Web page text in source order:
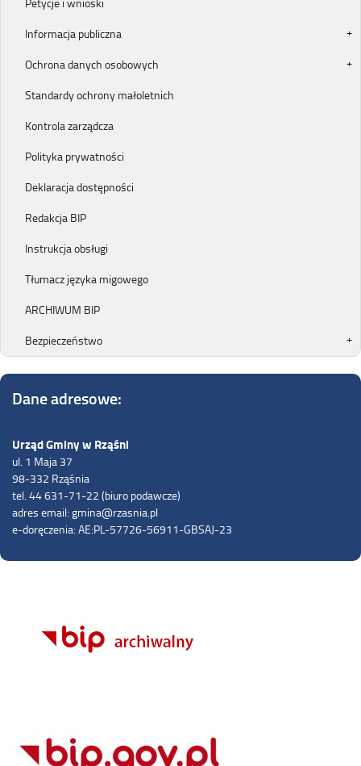
Informacja publiczna
Ochrona danych osobowych
Standardy ochrony małoletnich
Kontrola zarządcza
Polityka prywatności
Deklaracja dostępności
Redakcja BIP
Instrukcja obsługi
Tłumacz języka migowego
ARCHIWUM BIP
Bezpieczeństwo
Dane adresowe:
Urząd Gminy w Rząśni
ul. 1 Maja 37
98-332 Rząśnia
tel. 44 631-71-22 (biuro podawcze)
adres email: gmina@rzasnia.pl
e-doręczenia: AE:PL-57726-56911-GBSAJ-23